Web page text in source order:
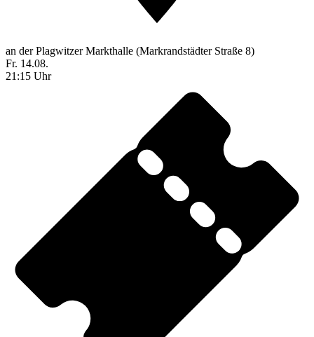
an der Plagwitzer Markthalle (Markrandstädter Straße 8)
Fr. 14.08.
21:15 Uhr